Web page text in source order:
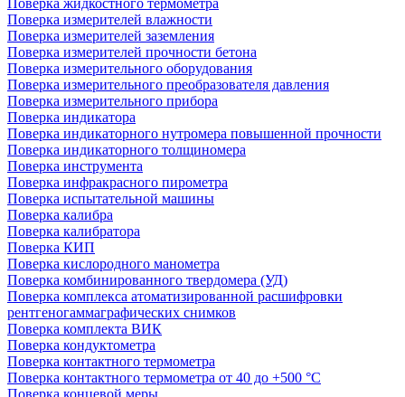
Поверка жидкостного термометра
Поверка измерителей влажности
Поверка измерителей заземления
Поверка измерителей прочности бетона
Поверка измерительного оборудования
Поверка измерительного преобразователя давления
Поверка измерительного прибора
Поверка индикатора
Поверка индикаторного нутромера повышенной прочности
Поверка индикаторного толщиномера
Поверка инструмента
Поверка инфракрасного пирометра
Поверка испытательной машины
Поверка калибра
Поверка калибратора
Поверка КИП
Поверка кислородного манометра
Поверка комбинированного твердомера (УД)
Поверка комплекса атоматизированной расшифровки
рентгеногаммаграфических снимков
Поверка комплекта ВИК
Поверка кондуктометра
Поверка контактного термометра
Поверка контактного термометра от 40 до +500 °С
Поверка концевой меры